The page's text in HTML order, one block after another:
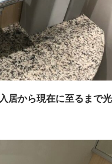
入居から現在に至るまで光